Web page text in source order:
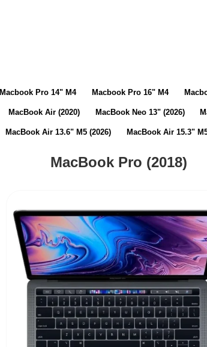
Macbook Pro 14" M4 Macbook Pro 16" M4
MacBook Air (2020) MacBook Neo 13" (2026)
MacBook Air 13.6" M5 (2026) MacBook Air 15.3"
MacBook Pro (2018)